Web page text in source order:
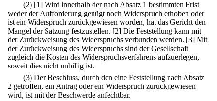
(2) [1] Wird innerhalb der nach Absatz 1 bestimmten Frist
weder der Aufforderung genügt noch Widerspruch erhoben oder
ist ein Widerspruch zurückgewiesen worden, hat das Gericht den
Mangel der Satzung festzustellen. [2] Die Feststellung kann mit
der Zurückweisung des Widerspruchs verbunden werden. [3] Mit
der Zurückweisung des Widerspruchs sind der Gesellschaft
zugleich die Kosten des Widerspruchsverfahrens aufzuerlegen,
soweit dies nicht unbillig ist.
(3) Der Beschluss, durch den eine Feststellung nach Absatz
2 getroffen, ein Antrag oder ein Widerspruch zurückgewiesen
wird, ist mit der Beschwerde anfechtbar.